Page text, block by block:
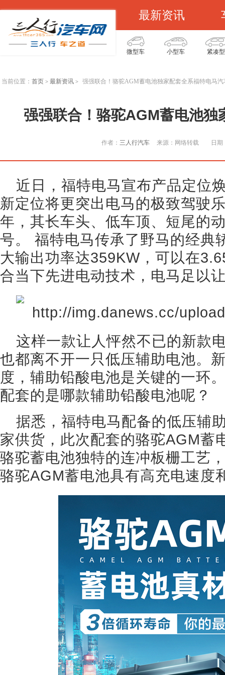
最新资讯
微型车 小型车 紧凑型
当前位置： 首页 > 最新资讯 > 强强联合！骆驼AGM蓄电池独家配套全系福特电马汽
强强联合！骆驼AGM蓄电池独
作者： 三人行汽车 来源：网络转载 日
近日，福特电马宣布产品定位
新定位将更突出电马的极致驾驶
年，其长车头、低车顶、短尾的
号。 福特电马传承了野马的经典
大输出功率达359KW，可以在
合当下先进电动技术，电马足以
这样一款让人怦然不已的新款
也都离不开一只低压辅助电池。
度，辅助铅酸电池是关键的一环
配套的是哪款辅助铅酸电池呢？
据悉，福特电马配备的低压辅
家供货，此次配套的骆驼AGM蓄
骆驼蓄电池独特的连冲板栅工艺
骆驼AGM蓄电池具有高充电速度